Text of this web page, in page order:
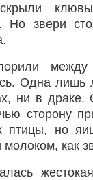
Но звери
Одна лишь
ни в драке.
сторону
птицы, но
как